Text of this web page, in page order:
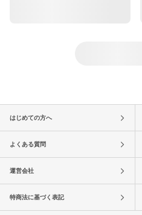
はじめての方へ
よくある質問
運営会社
特商法に基づく表記